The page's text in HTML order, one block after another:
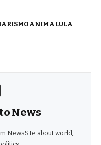
ANIMA LULA
News
NewsSite about world,